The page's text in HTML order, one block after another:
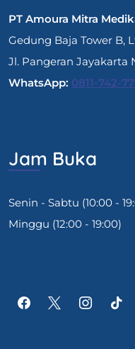
PT Amoura Mitra
Gedung Baja Tower B,
Jl. Pangeran Jayakarta
WhatsApp: 0811-742-
Jam Buka
Senin - Sabtu (10:00 -
Minggu (12:00 - 19:00)